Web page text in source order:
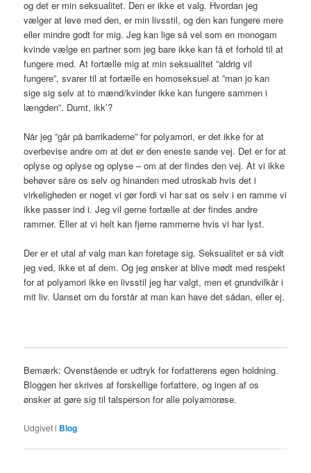
og det er min seksualitet. Den er ikke et valg. Hvordan jeg
vælger at leve med den, er min livsstil, og den kan fungere mere
eller mindre godt for mig. Jeg kan lige så vel som en monogam
kvinde vælge en partner som jeg bare ikke kan få et forhold til at
fungere med. At fortælle mig at min seksualitet ”aldrig vil
fungere”, svarer til at fortælle en homoseksuel at ”man jo kan
sige sig selv at to mænd/kvinder ikke kan fungere sammen i
længden”. Dumt, ikk’?
Når jeg ”går på barrikaderne” for polyamori, er det ikke for at
overbevise andre om at det er den eneste sande vej. Det er for at
oplyse og oplyse og oplyse – om at der findes den vej. At vi ikke
behøver såre os selv og hinanden med utroskab hvis det i
virkeligheden er noget vi gør fordi vi har sat os selv i en ramme vi
ikke passer ind i. Jeg vil gerne fortælle at der findes andre
rammer. Eller at vi helt kan fjerne rammerne hvis vi har lyst.
Der er et utal af valg man kan foretage sig. Seksualitet er så vidt
jeg ved, ikke et af dem. Og jeg ønsker at blive mødt med respekt
for at polyamori ikke en livsstil jeg har valgt, men et grundvilkår i
mit liv. Uanset om du forstår at man kan have det sådan, eller ej.
Bemærk: Ovenstående er udtryk for forfatterens egen holdning.
Bloggen her skrives af forskellige forfattere, og ingen af os
ønsker at gøre sig til talsperson for alle polyamorøse.
Udgivet i Blog